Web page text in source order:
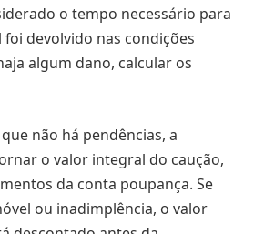
o tempo necessário para
devolvido nas condições
algum dano, calcular os
não há pendências, a
o valor integral do caução,
da conta poupança. Se
ou inadimplência, o valor